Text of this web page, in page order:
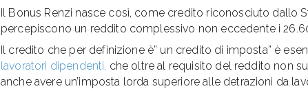
Il Bonus Renzi nasce così, come credito riconosciuto dallo
percepiscono un reddito complessivo non eccedente i
Il credito che per definizione è” un credito di imposta” è
lavoratori dipendenti, che oltre al requisito del reddito non
anche avere un’imposta lorda superiore alle detrazioni da